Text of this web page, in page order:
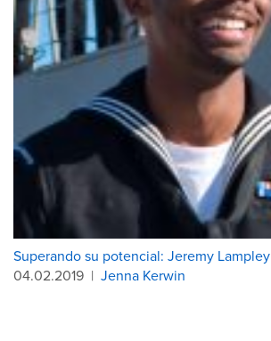
Superando su potencial: Jeremy Lampley
04.02.2019 | Jenna Kerwin